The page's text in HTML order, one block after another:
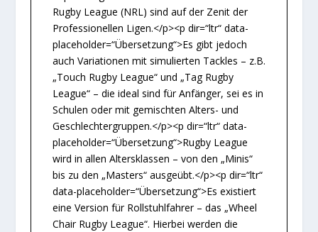
Rugby League (NRL) sind auf der Zenit der
Professionellen Ligen.</p><p dir=“ltr“ data-
placeholder=“Übersetzung“>Es gibt jedoch
auch Variationen mit simulierten Tackles – z.B.
„Touch Rugby League“ und „Tag Rugby
League“ – die ideal sind für Anfänger, sei es in
Schulen oder mit gemischten Alters- und
Geschlechtergruppen.</p><p dir=“ltr“ data-
placeholder=“Übersetzung“>Rugby League
wird in allen Altersklassen – von den „Minis“
bis zu den „Masters“ ausgeübt.</p><p dir=“ltr“
data-placeholder=“Übersetzung“>Es existiert
eine Version für Rollstuhlfahrer – das „Wheel
Chair Rugby League“. Hierbei werden die